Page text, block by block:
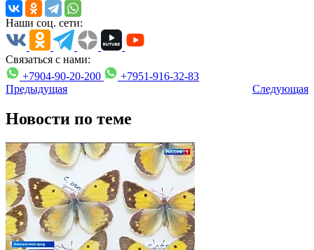
Наши соц. сети:
Связаться с нами:
+7904-90-20-200
+7951-916-32-83
Предыдущая
Следующая
Новости по теме